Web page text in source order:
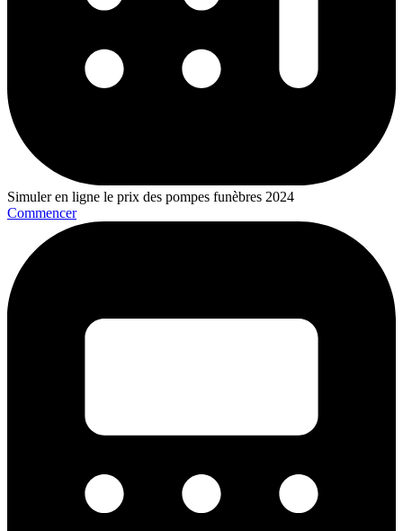
Simuler en ligne le prix des pompes funèbres 2024
Commencer